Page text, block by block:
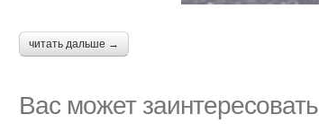
читать дальше →
Вас может заинтересовать